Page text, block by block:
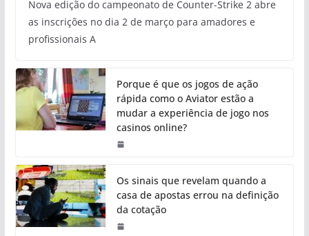
Nova edição do campeonato de Counter-Strike 2 abre
as inscrições no dia 2 de março para amadores e
profissionais A
Porque é que os jogos de ação
rápida como o Aviator estão a
mudar a experiência de jogo nos
casinos online?
Os sinais que revelam quando a
casa de apostas errou na definição
da cotação